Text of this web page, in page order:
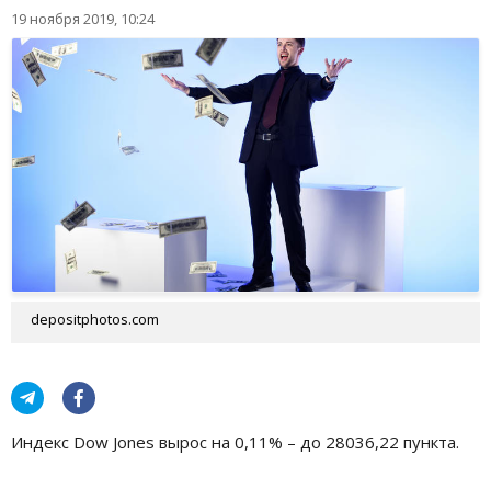
19 ноября 2019, 10:24
depositphotos.com
Индекс Dow Jones вырос на 0,11% – до 28036,22 пункта.